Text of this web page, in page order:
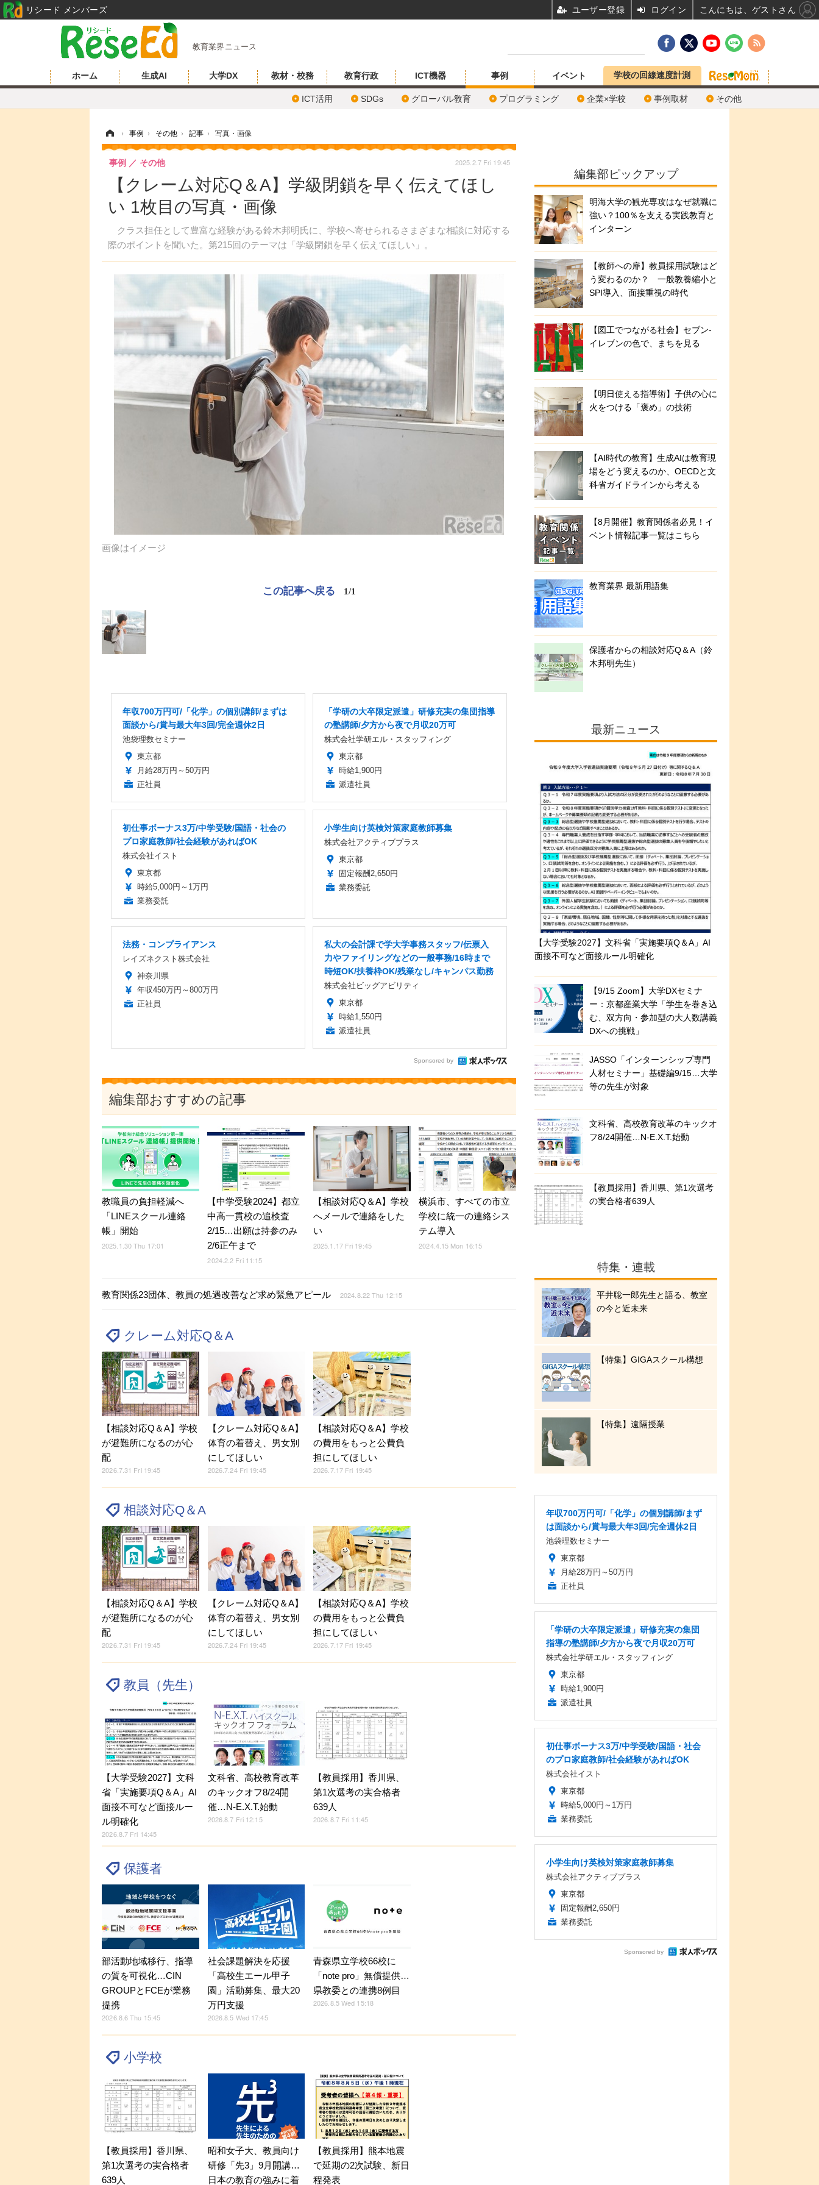
教育業界ニュース
ホーム 生成AI 大学DX 教材・校務 教育行政 ICT機器 事例
ICT活用 SDGs グローバル敎育 プログラミング 企業×学校 事例取材 その他
イベント 学校の回線速度計測
› 事例 › その他 › 記事 › 写真・画像
【クレーム対応Q＆A】学級閉鎖を早く伝えてほし
い 1枚目の写真・画像
クラス担任として豊富な経験がある鈴木邦明氏に、学校へ寄せられるさまざまな相談に対応する
際のポイントを聞いた。第215回のテーマは「学級閉鎖を早く伝えてほしい」。
事例 その他 2025.2.7 Fri 19:45
画像はイメージ
この記事へ戻る 1/1
年収700万円可/「化学」の個別講師/まずは
面談から/賞与最大年3回/完全週休2日
池袋理数セミナー
東京都
月給28万円～50万円
正社員
「学研の大卒限定派遣」研修充実の集団指導
の塾講師/夕方から夜で月収20万可
株式会社学研エル・スタッフィング
東京都
時給1,900円
派遣社員
初仕事ボーナス3万/中学受験/国語・社会の
プロ家庭教師/社会経験があればOK
株式会社イスト
東京都
時給5,000円～1万円
業務委託
小学生向け英検対策家庭教師募集
株式会社アクティブプラス
東京都
固定報酬2,650円
業務委託
法務・コンプライアンス
レイズネクスト株式会社
神奈川県
年収450万円～800万円
正社員
私大の会計課で学大学事務スタッフ/伝票入
力やファイリングなどの一般事務/16時まで
時短OK/扶養枠OK/残業なし/キャンパス勤務
株式会社ビッグアビリティ
東京都
時給1,550円
派遣社員
Sponsored by
編集部おすすめの記事
教職員の負担軽減へ
「LINEスクール連絡
帳」開始
2025.1.30 Thu 17:01
【中学受験2024】都立
中高一貫校の追検査
2/15…出願は持参のみ
2/6正午まで
2024.2.2 Fri 11:15
【相談対応Q＆A】学校
へメールで連絡をした
い
2025.1.17 Fri 19:45
横浜市、すべての市立
学校に統一の連絡シス
テム導入
2024.4.15 Mon 16:15
教育関係23団体、教員の処遇改善など求め緊急アピール 2024.8.22 Thu 12:15
クレーム対応Q＆A
【相談対応Q＆A】学校
が避難所になるのが心
配
2026.7.31 Fri 19:45
【クレーム対応Q＆A】
体育の着替え、男女別
にしてほしい
2026.7.24 Fri 19:45
【相談対応Q＆A】学校
の費用をもっと公費負
担にしてほしい
2026.7.17 Fri 19:45
相談対応Q＆A
【相談対応Q＆A】学校
が避難所になるのが心
配
2026.7.31 Fri 19:45
【クレーム対応Q＆A】
体育の着替え、男女別
にしてほしい
2026.7.24 Fri 19:45
【相談対応Q＆A】学校
の費用をもっと公費負
担にしてほしい
2026.7.17 Fri 19:45
教員（先生）
【大学受験2027】文科
省「実施要項Q＆A」AI
面接不可など面接ルー
ル明確化
2026.8.7 Fri 14:45
文科省、高校教育改革
のキックオフ8/24開
催…N-E.X.T.始動
2026.8.7 Fri 12:15
【教員採用】香川県、
第1次選考の実合格者
639人
2026.8.7 Fri 11:45
保護者
部活動地域移行、指導
の質を可視化…CIN
GROUPとFCEが業務
提携
2026.8.6 Thu 15:45
社会課題解決を応援
「高校生エール甲子
園」活動募集、最大20
万円支援
2026.8.5 Wed 17:45
青森県立学校66校に
「note pro」無償提供…
県教委との連携8例目
2026.8.5 Wed 15:18
小学校
【教員採用】香川県、
第1次選考の実合格者
639人
昭和女子大、教員向け
研修「先3」9月開講…
日本の教育の強みに着
【教員採用】熊本地震
で延期の2次試験、新日
程発表
編集部ピックアップ
明海大学の観光専攻はなぜ就職に
強い？100％を支える実践教育と
インターン
【教師への扉】教員採用試験はど
う変わるのか？ 一般教養縮小と
SPI導入、面接重視の時代
【図工でつながる社会】セブン‐
イレブンの色で、まちを見る
【明日使える指導術】子供の心に
火をつける「褒め」の技術
【AI時代の教育】生成AIは教育現
場をどう変えるのか、OECDと文
科省ガイドラインから考える
【8月開催】教育関係者必見！イ
ベント情報記事一覧はこちら
教育業界 最新用語集
保護者からの相談対応Q＆A（鈴
木邦明先生）
最新ニュース
【大学受験2027】文科省「実施要項Q＆A」AI
面接不可など面接ルール明確化
【9/15 Zoom】大学DXセミナ
ー：京都産業大学「学生を巻き込
む、双方向・参加型の大人数講義
DXへの挑戦」
JASSO「インターンシップ専門
人材セミナー」基礎編9/15…大学
等の先生が対象
文科省、高校教育改革のキックオ
フ8/24開催…N-E.X.T.始動
【教員採用】香川県、第1次選考
の実合格者639人
特集・連載
平井聡一郎先生と語る、教室
の今と近未来
【特集】GIGAスクール構想
【特集】遠隔授業
年収700万円可/「化学」の個別講師/まず
は面談から/賞与最大年3回/完全週休2日
池袋理数セミナー
東京都
月給28万円～50万円
正社員
「学研の大卒限定派遣」研修充実の集団
指導の塾講師/夕方から夜で月収20万可
株式会社学研エル・スタッフィング
東京都
時給1,900円
派遣社員
初仕事ボーナス3万/中学受験/国語・社会
のプロ家庭教師/社会経験があればOK
株式会社イスト
東京都
時給5,000円～1万円
業務委託
小学生向け英検対策家庭教師募集
株式会社アクティブプラス
東京都
固定報酬2,650円
業務委託
Sponsored by
リシード メンバーズ ユーザー登録 ログイン こんにちは、ゲストさん